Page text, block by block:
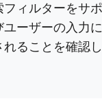
ィルターをサ
ユーザーの入力
れることを確認